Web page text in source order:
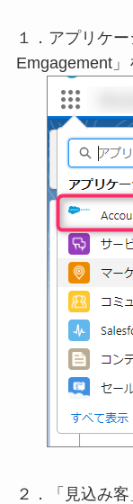
１．アプリケ
Emgagement」
２．「見込み